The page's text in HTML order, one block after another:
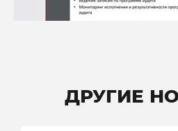
ДРУГИЕ